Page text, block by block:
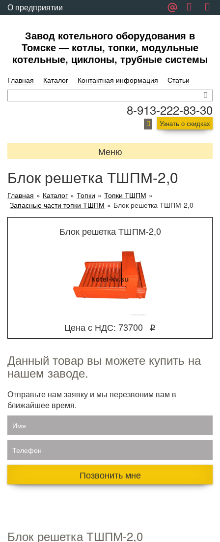
О предприятии
Завод котельного оборудования в
Томске — котлы, топки, модульные
котельные, циклоны, трубные системы
Главная Каталог Контактная информация Статьи
8-913-222-83-30
Узнать о скидках
Меню
Блок решетка ТШПМ-2,0
Главная » Каталог » Топки » Топки ТШПМ »
Запасные части топки ТШПМ » Блок решетка ТШПМ-2,0
Блок решетка ТШПМ-2,0
Цена с НДС: 73700 q
Данный товар вы можете купить на
нашем заводе.
Отправьте нам заявку и мы перезвоним вам в
ближайшее время.
Имя
Телефон
Позвонить мне
Блок решетка ТШПМ-2,0